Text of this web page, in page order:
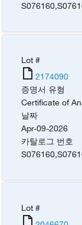
S076160,
Lot #
2174090
증명서 유형
Certificate of
날짜
Apr-09-2026
카탈로그 번호
S076160,
Lot #